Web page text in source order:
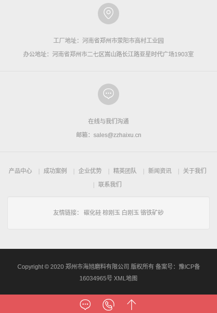
工厂地址：河南省郑州市荥阳市高村工业园
办公地址：河南省郑州市二七区嵩山路长江路亚星时代广场1903室
在线与我们沟通
邮箱：sales@zzhaixu.cn
产品中心 成功案例 企业优势 精英团队 新闻资讯
关于我们
联系我们
友情链接： 碳化硅 棕刚玉 白刚玉 铬铁矿砂
Copyright © 2020 郑州市海旭磨料有限公司 版权所有 备案号： 豫ICP备
16034965号 XML地图